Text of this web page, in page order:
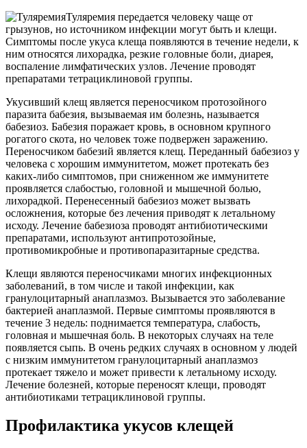
Туляремия передается человеку чаще от
грызунов, но источником инфекции могут быть и клещи.
Симптомы после укуса клеща появляются в течение недели, к
ним относятся лихорадка, резкие головные боли, диарея,
воспаление лимфатических узлов. Лечение проводят
препаратами тетрациклиновой группы.
Укусивший клещ является переносчиком протозойного
паразита бабезия, вызываемая им болезнь, называется
бабезиоз. Бабезия поражает кровь, в основном крупного
рогатого скота, но человек тоже подвержен заражению.
Переносчиком бабезий является клещ. Переданный бабезиоз у
человека с хорошим иммунитетом, может протекать без
каких-либо симптомов, при сниженном же иммунитете
проявляется слабостью, головной и мышечной болью,
лихорадкой. Перенесенный бабезиоз может вызвать
осложнения, которые без лечения приводят к летальному
исходу. Лечение бабезиоза проводят антибиотическими
препаратами, используют антипротозойные,
противомикробные и противопаразитарные средства.
Клещи являются переносчиками многих инфекционных
заболеваний, в том числе и такой инфекции, как
гранулоцитарный анаплазмоз. Вызывается это заболевание
бактерией анаплазмой. Первые симптомы проявляются в
течение 3 недель: поднимается температура, слабость,
головная и мышечная боль. В некоторых случаях на теле
появляется сыпь. В очень редких случаях в основном у людей
с низким иммунитетом гранулоцитарный анаплазмоз
протекает тяжело и может привести к летальному исходу.
Лечение болезней, которые переносят клещи, проводят
антибиотиками тетрациклиновой группы.
Профилактика укусов клещей